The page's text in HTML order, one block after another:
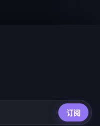
订阅